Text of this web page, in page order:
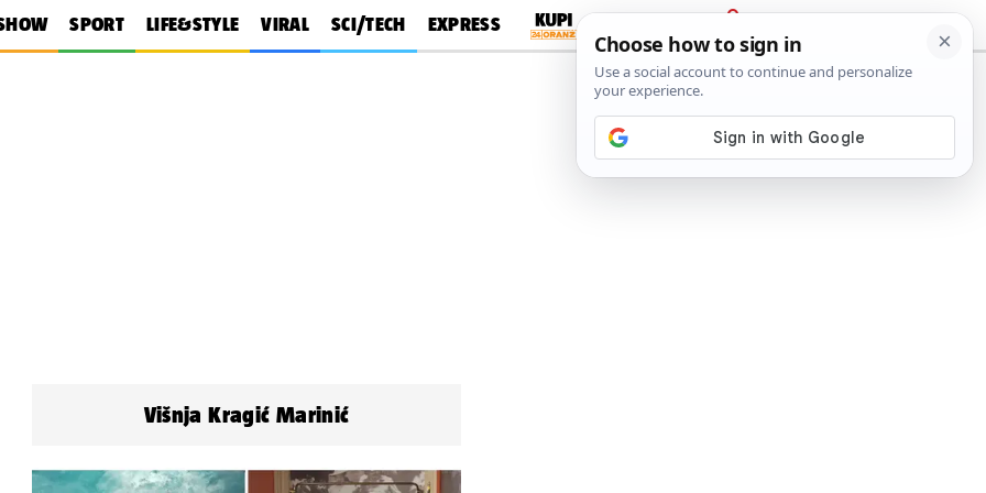
SPORT LIFE&STYLE VIRAL SCI/TECH EXPRESS
PRIJAVA
Višnja Kragić Marinić